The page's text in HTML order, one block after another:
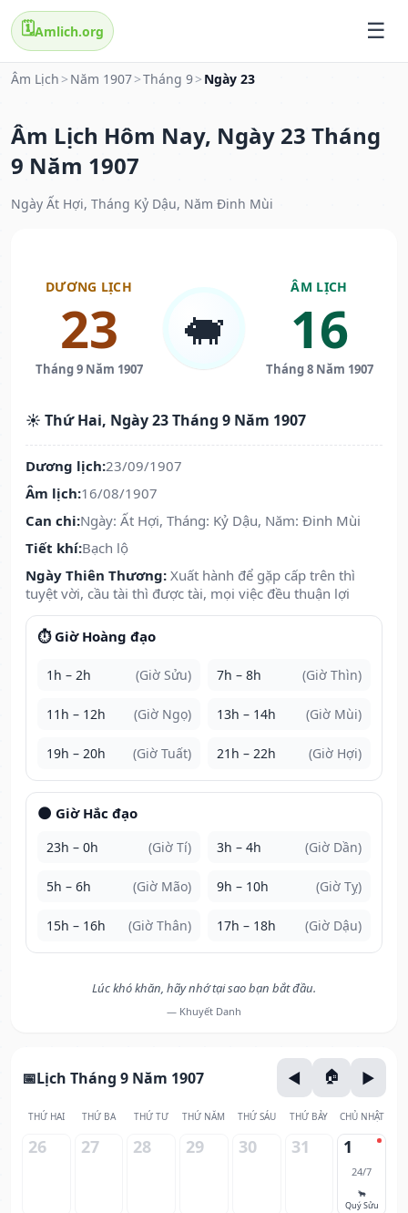
🗓️Amlich.org
Âm Lịch > Năm 1907>Tháng 9> Ngày 23
Âm Lịch Hôm Nay, Ngày 23 Tháng
9 Năm 1907
Ngày Ất Hợi, Tháng Kỷ Dậu, Năm Đinh Mùi
DƯƠNG LỊCH
23
Tháng 9 Năm 1907
🐖
ÂM LỊCH
16
Tháng 8 Năm 1907
☀️ Thứ Hai, Ngày 23 Tháng 9 Năm 1907
Dương lịch:23/09/1907
Âm lịch:16/08/1907
Can chi:Ngày: Ất Hợi, Tháng: Kỷ Dậu, Năm: Đinh Mùi
Tiết khí:Bạch lộ
Ngày Thiên Thương: Xuất hành để gặp cấp trên thì
tuyệt vời, cầu tài thì được tài, mọi việc đều thuận lợi
⏱️ Giờ Hoàng đạo
1h – 2h (Giờ Sửu) 7h – 8h (Giờ Thìn)
11h – 12h (Giờ Ngọ) 13h – 14h (Giờ Mùi)
19h – 20h (Giờ Tuất) 21h – 22h (Giờ Hợi)
🌑 Giờ Hắc đạo
23h – 0h (Giờ Tí) 3h – 4h (Giờ Dần)
5h – 6h (Giờ Mão) 9h – 10h (Giờ Tỵ)
15h – 16h (Giờ Thân) 17h – 18h (Giờ Dậu)
Lúc khó khăn, hãy nhớ tại sao bạn bắt đầu.
— Khuyết Danh
Lịch Tháng 9 Năm 1907
THỨ HAI THỨ BA THỨ TƯ THỨ NĂM THỨ SÁU THỨ BẢY CHỦ NHẬT
26 27 28 29 30 31 1
24/7
🐂
Quý Sửu